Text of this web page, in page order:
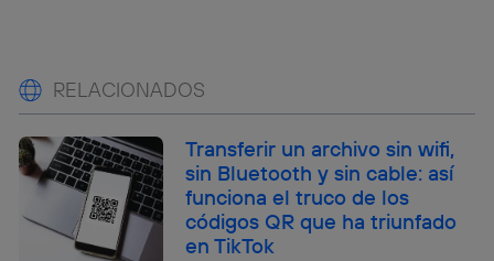
RELACIONADOS
Transferir un archivo sin wifi,
sin Bluetooth y sin cable: así
funciona el truco de los
códigos QR que ha triunfado
en TikTok